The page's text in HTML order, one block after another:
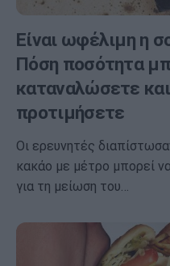
Είναι ωφέλιμη η
Πόση ποσότητα
καταναλώσετε
προτιμήσετε
Οι ερευνητές
κακάο με μέτρο μπορεί
για τη μείωση του…